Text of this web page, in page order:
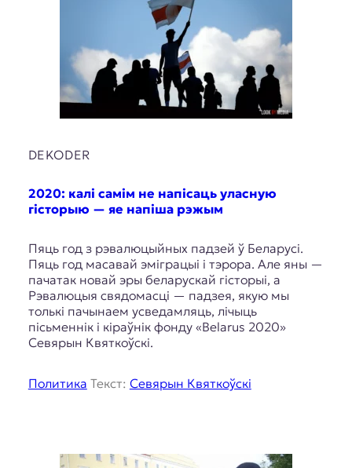
DEKODER
2020: калі самім не напісаць уласную
гісторыю — яе напіша рэжым
Пяць год з рэвалюцыйных падзей ў Беларусі.
Пяць год масавай эміграцыі і тэрора. Але яны —
пачатак новай эры беларускай гісторыі, а
Рэвалюцыя свядомасці — падзея, якую мы
толькі пачынаем усведамляць, лічыць
пісьменнік і кіраўнік фонду «Belarus 2020»
Севярын Квяткоўскі.
Политика Текст: Севярын Квяткоўскі